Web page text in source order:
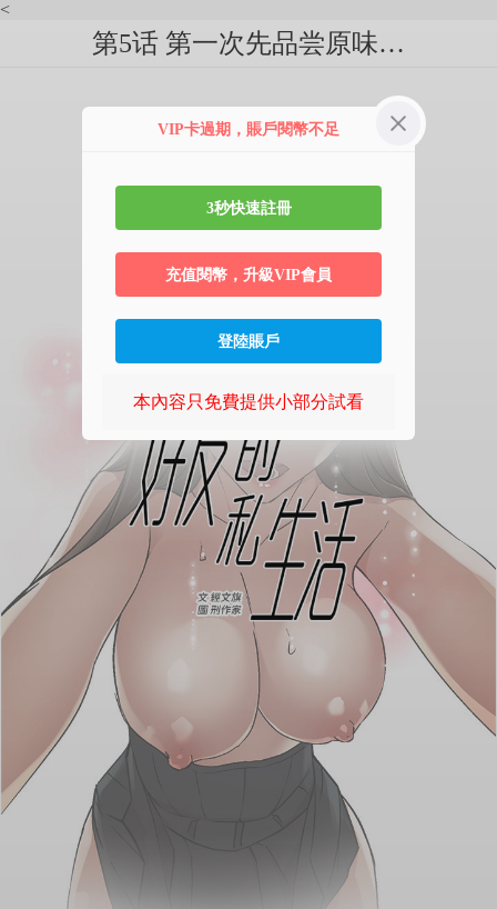
<
第5话 第一次先品尝原味…
VIP卡過期，賬戶閱幣不足
3秒快速註冊
充值閱幣，升級VIP會員
登陸賬戶
本內容只免費提供小部分試看